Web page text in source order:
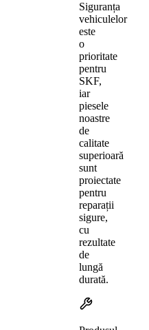
Siguranța
vehiculelor
este
o
prioritate
pentru
SKF,
iar
piesele
noastre
de
calitate
superioară
sunt
proiectate
pentru
reparații
sigure,
cu
rezultate
de
lungă
durată.